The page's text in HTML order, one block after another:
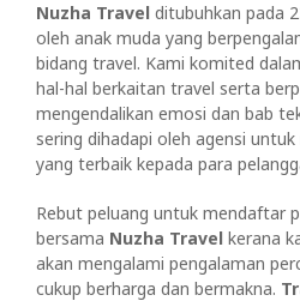
v
e
Nuzha Travel ditubuhkan pada
oleh anak muda yang
bidang travel. Kami komited
hal-hal berkaitan travel serta
mengendalikan emosi dan bab
sering dihadapi oleh agensi
yang terbaik kepada para
Rebut peluang untuk mendaftar
bersama Nuzha Travel kerana
akan mengalami pengalaman
cukup berharga dan bermakna.